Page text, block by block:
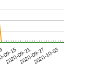
09-15
2020-09-212020-09-272020-10-03